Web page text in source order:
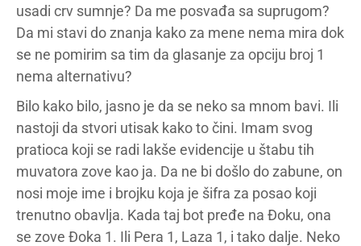
usadi crv sumnje? Da me posvađa sa suprugom?
Da mi stavi do znanja kako za mene nema mira dok
se ne pomirim sa tim da glasanje za opciju broj 1
nema alternativu?
Bilo kako bilo, jasno je da se neko sa mnom bavi. Ili
nastoji da stvori utisak kako to čini. Imam svog
pratioca koji se radi lakše evidencije u štabu tih
muvatora zove kao ja. Da ne bi došlo do zabune, on
nosi moje ime i brojku koja je šifra za posao koji
trenutno obavlja. Kada taj bot pređe na Đoku, ona
se zove Đoka 1. Ili Pera 1, Laza 1, i tako dalje. Neko